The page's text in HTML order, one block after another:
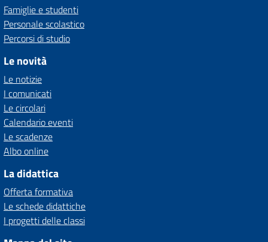
Famiglie e studenti
Personale scolastico
Percorsi di studio
Le novità
Le notizie
I comunicati
Le circolari
Calendario eventi
Le scadenze
Albo online
La didattica
Offerta formativa
Le schede didattiche
I progetti delle classi